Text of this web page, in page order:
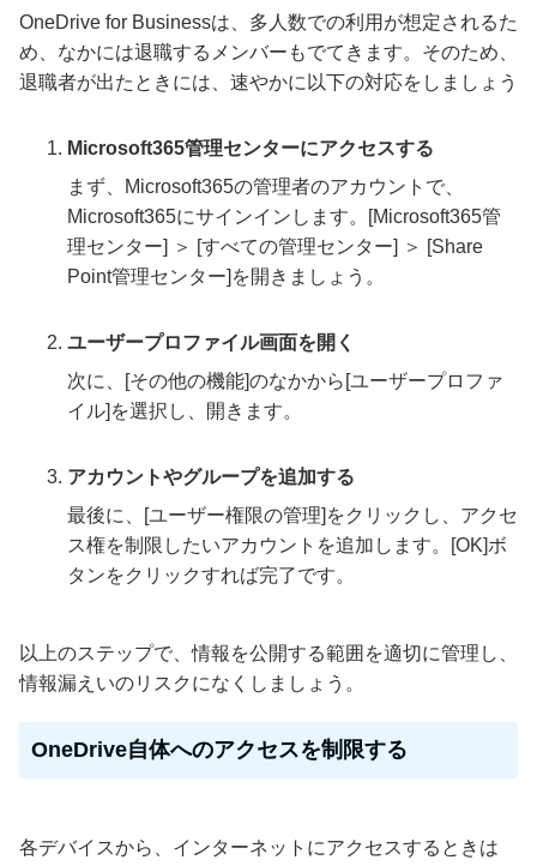
OneDrive for Businessは、多人数での利用が想定されるた
め、なかには退職するメンバーもでてきます。そのため、
退職者が出たときには、速やかに以下の対応をしましょう
Microsoft365管理センターにアクセスする
まず、Microsoft365の管理者のアカウントで、
Microsoft365にサインインします。[Microsoft365管
理センター] ＞ [すべての管理センター] ＞ [Share
Point管理センター]を開きましょう。
ユーザープロファイル画面を開く
次に、[その他の機能]のなかから[ユーザープロファ
イル]を選択し、開きます。
アカウントやグループを追加する
最後に、[ユーザー権限の管理]をクリックし、アクセ
ス権を制限したいアカウントを追加します。[OK]ボ
タンをクリックすれば完了です。
以上のステップで、情報を公開する範囲を適切に管理し、
情報漏えいのリスクになくしましょう。
OneDrive自体へのアクセスを制限する
各デバイスから、インターネットにアクセスするときは